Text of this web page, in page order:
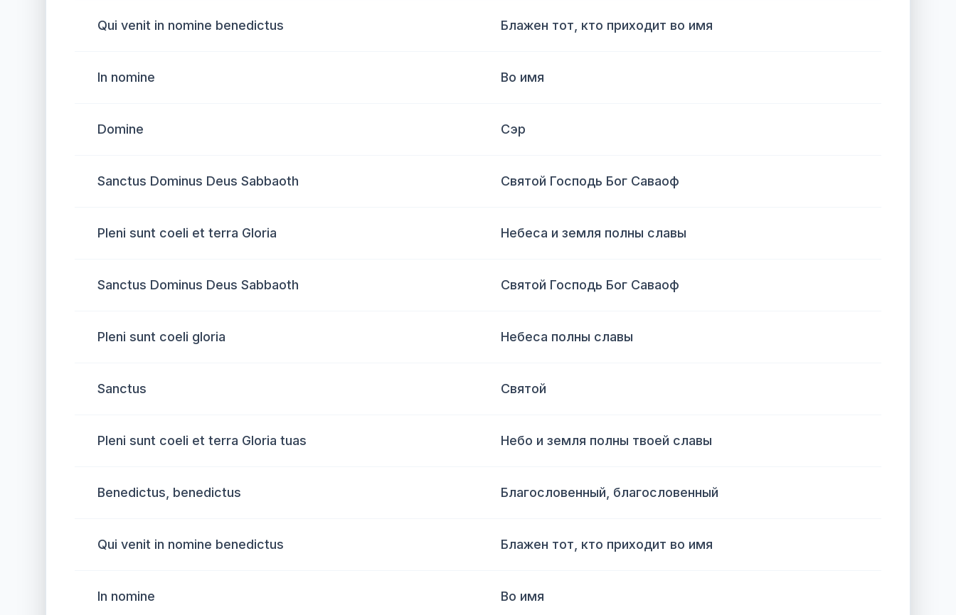
Qui venit in nomine benedictus Блажен тот, кто приходит во имя
In nomine Во имя
Domine Сэр
Sanctus Dominus Deus Sabbaoth Святой Господь Бог Саваоф
Pleni sunt coeli et terra Gloria Небеса и земля полны славы
Sanctus Dominus Deus Sabbaoth Святой Господь Бог Саваоф
Pleni sunt coeli gloria Небеса полны славы
Sanctus Святой
Pleni sunt coeli et terra Gloria tuas Небо и земля полны твоей славы
Benedictus, benedictus Благословенный, благословенный
Qui venit in nomine benedictus Блажен тот, кто приходит во имя
In nomine Во имя